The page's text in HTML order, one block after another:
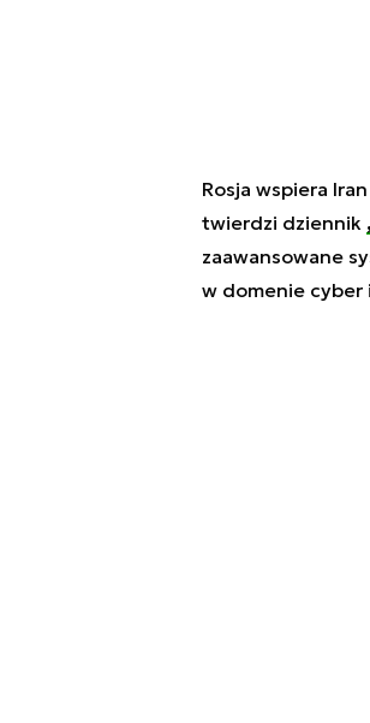
Rosja wspiera
twierdzi dziennik
zaawansowane
w domenie cyber